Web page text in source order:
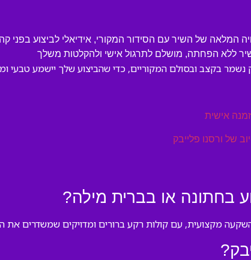
המלאה של השיר עם הסידור המקורי, אידיאלי לביצוע בפני
ללא הפחתה, מושלם לתרגול אישי ולהקלטות משלך
בקצב ובסולם המקוריים, כדי שהביצוע שלך יישמע טבעי
אישית
של ורסנו פלייבק
בחתונה או בברית מילה?
מקצועית, עם קולות רקע ברורים ומדויקים שמשדרים את